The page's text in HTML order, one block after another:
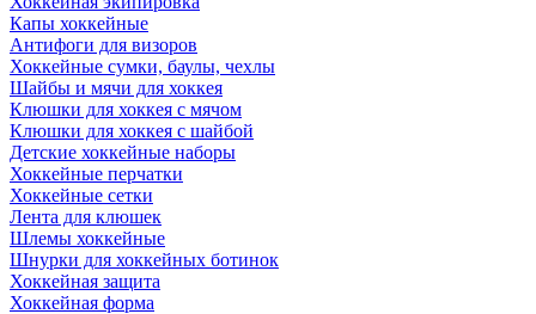
Капы хоккейные
Антифоги для визоров
Хоккейные сумки, баулы, чехлы
Шайбы и мячи для хоккея
Клюшки для хоккея с мячом
Клюшки для хоккея с шайбой
Детские хоккейные наборы
Хоккейные перчатки
Хоккейные сетки
Лента для клюшек
Шлемы хоккейные
Шнурки для хоккейных ботинок
Хоккейная защита
Хоккейная форма